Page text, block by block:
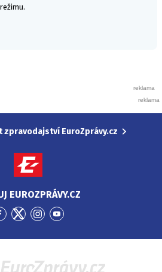
zpravodajství EuroZprávy.cz
EUROZPRÁVY.CZ
Přejít
Twitter
Přejít
Instagram
Přejít
YouTube
EuroZprávy.cz